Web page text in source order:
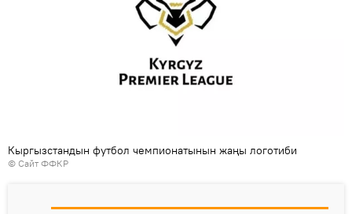
Кыргызстандын футбол чемпионатынын жаңы логотиби
© Сайт ФФКР